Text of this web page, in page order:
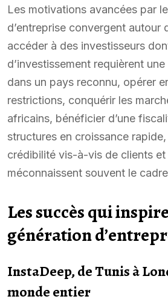
Les motivations avancées par
d’entreprise convergent autour
accéder à des investisseurs
d’investissement requièrent
dans un pays reconnu, opérer
restrictions, conquérir les
africains, bénéficier d’une
structures en croissance
crédibilité vis-à-vis de clients et
méconnaissent souvent le
Les succès qui
génération
InstaDeep, de Tunis à
monde entier